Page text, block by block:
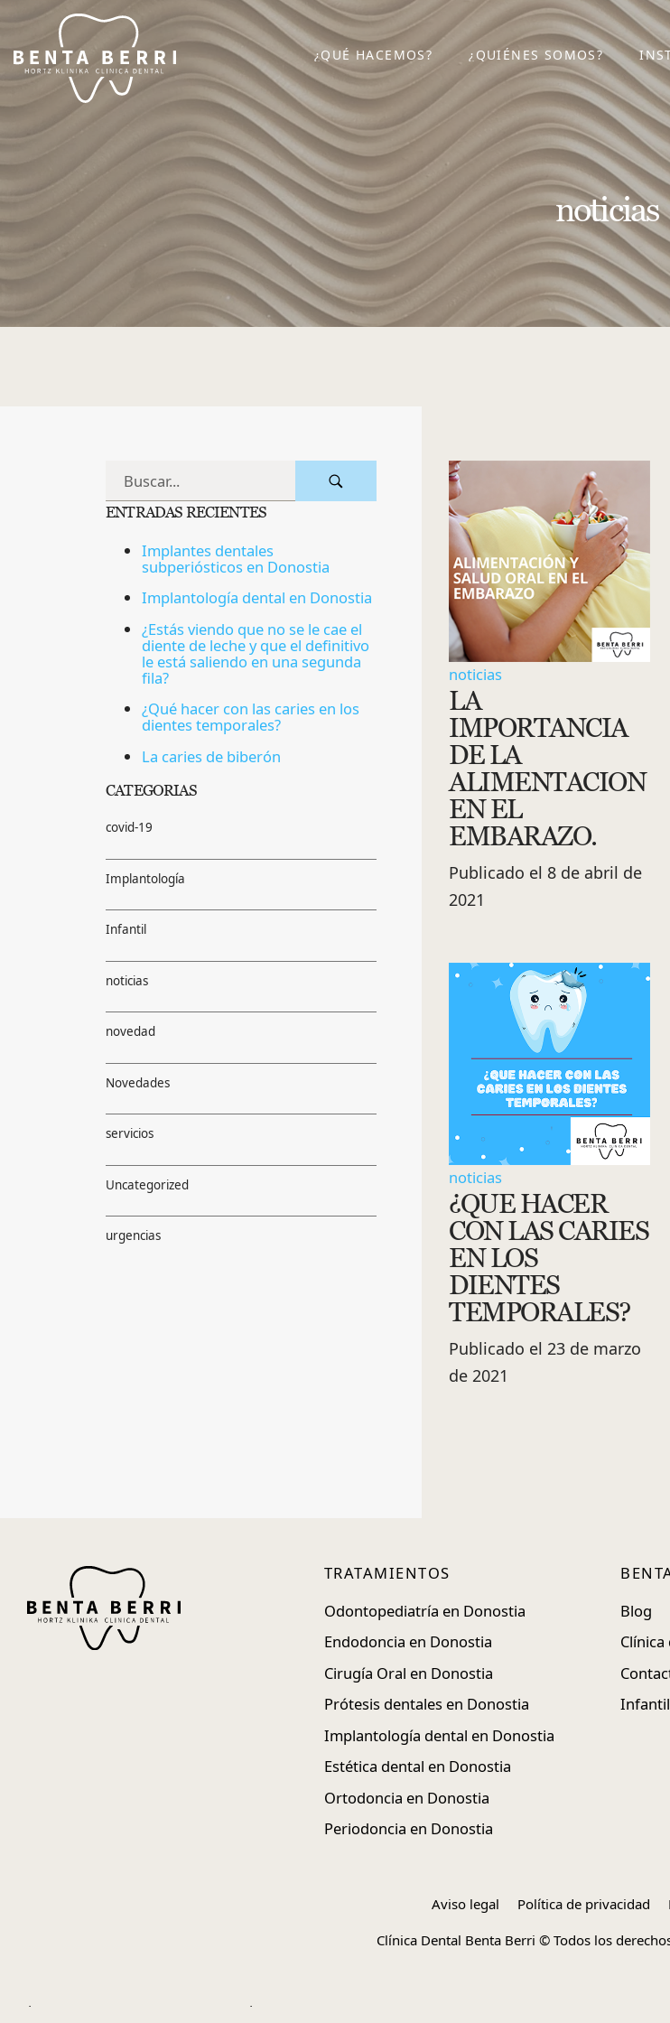
¿QUÉ HACEMOS? ¿QUIÉNES SOMOS?
noticias
noticias
LA
IMPORTANCIA
DE LA
ALIMENTACION
EN EL
EMBARAZO.
Publicado el 8 de abril de
2021
noticias
¿QUE HACER
CON LAS CARIES
EN LOS
DIENTES
TEMPORALES?
Publicado el 23 de marzo
de 2021
ENTRADAS RECIENTES
Implantes dentales
subperiósticos en Donostia
Implantología dental en Donostia
¿Estás viendo que no se le cae el
diente de leche y que el definitivo
le está saliendo en una segunda
fila?
¿Qué hacer con las caries en los
dientes temporales?
La caries de biberón
CATEGORÍAS
covid-19
Implantología
Infantil
noticias
novedad
Novedades
servicios
Uncategorized
urgencias
TRATAMIENTOS
Odontopediatría en Donostia
Endodoncia en Donostia
Cirugía Oral en Donostia
Prótesis dentales en Donostia
Implantología dental en Donostia
Estética dental en Donostia
Ortodoncia en Donostia
Periodoncia en Donostia
Blog
Aviso legal Política de privacidad
Clínica Dental Benta Berri © Todos los